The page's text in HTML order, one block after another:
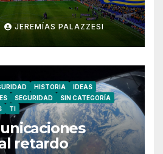
JEREMÍAS PALAZZESI
HISTORIA
IDEAS
SEGURIDAD
SIN CATEGORÍA
TI
retardo